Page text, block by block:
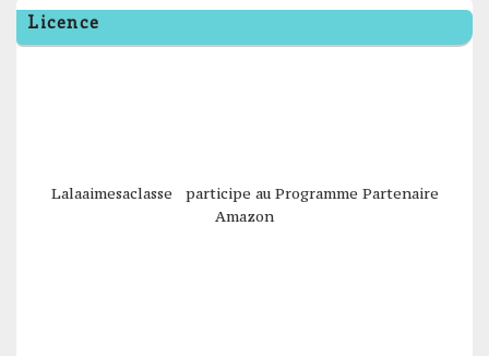
Licence
Lalaaimesaclasse participe au Programme Partenaire
Amazon